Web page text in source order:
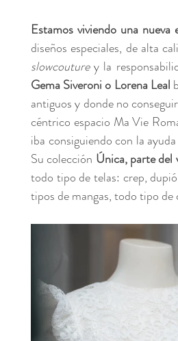
Estamos viviendo una
slowcouture y la
Gema Siveroni o Lorena Leal
antiguos y donde no
céntrico espacio Ma Vie
iba consiguiendo con la
Su colección Única, parte del
todo tipo de telas: crep,
tipos de mangas, todo tipo